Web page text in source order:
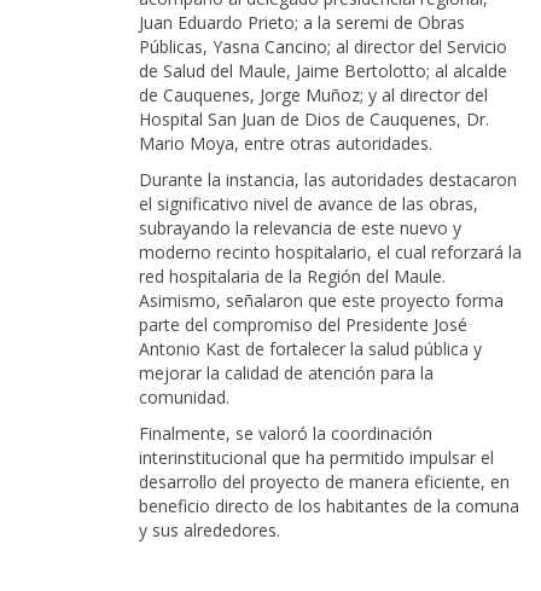
Juan Eduardo Prieto; a la seremi de Obras
Públicas, Yasna Cancino; al director del Servicio
de Salud del Maule, Jaime Bertolotto; al alcalde
de Cauquenes, Jorge Muñoz; y al director del
Hospital San Juan de Dios de Cauquenes, Dr.
Mario Moya, entre otras autoridades.
Durante la instancia, las autoridades destacaron
el significativo nivel de avance de las obras,
subrayando la relevancia de este nuevo y
moderno recinto hospitalario, el cual reforzará la
red hospitalaria de la Región del Maule.
Asimismo, señalaron que este proyecto forma
parte del compromiso del Presidente José
Antonio Kast de fortalecer la salud pública y
mejorar la calidad de atención para la
comunidad.
Finalmente, se valoró la coordinación
interinstitucional que ha permitido impulsar el
desarrollo del proyecto de manera eficiente, en
beneficio directo de los habitantes de la comuna
y sus alrededores.